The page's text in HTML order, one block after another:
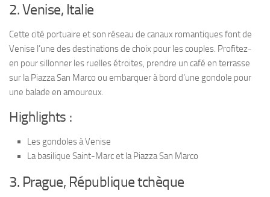
2. Venise, Italie
Cette cité portuaire et son réseau de canaux romantiques font de
Venise l’une des destinations de choix pour les couples. Profitez-
en pour sillonner les ruelles étroites, prendre un café en terrasse
sur la Piazza San Marco ou embarquer à bord d’une gondole pour
une balade en amoureux.
Highlights :
Les gondoles à Venise
La basilique Saint-Marc et la Piazza San Marco
3. Prague, République tchèque